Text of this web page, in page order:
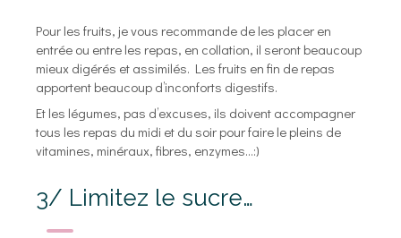
Pour les fruits, je vous recommande de les placer en
entrée ou entre les repas, en collation, il seront beaucoup
mieux digérés et assimilés. Les fruits en fin de repas
apportent beaucoup d’inconforts digestifs.
Et les légumes, pas d’excuses, ils doivent accompagner
tous les repas du midi et du soir pour faire le pleins de
vitamines, minéraux, fibres, enzymes…:)
3/ Limitez le sucre…